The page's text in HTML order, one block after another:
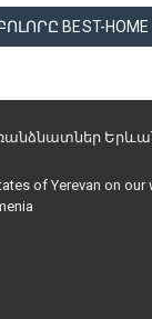
BEST-HOME
of Yerevan on our